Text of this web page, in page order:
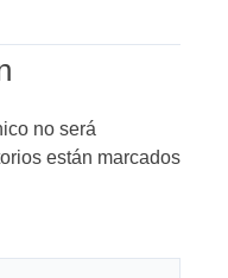
no será
están marcados